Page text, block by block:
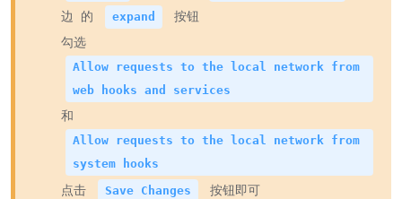
边 的
expand
按钮
勾选
Allow requests to the local network from
web hooks and services
和
Allow requests to the local network from
system hooks
点击 Save Changes 按钮即可